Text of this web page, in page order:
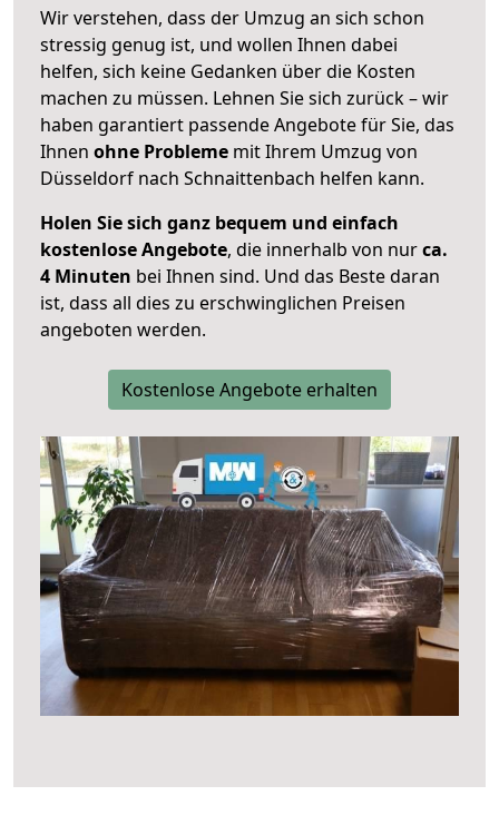
Wir verstehen, dass der Umzug an sich schon
stressig genug ist, und wollen Ihnen dabei
helfen, sich keine Gedanken über die Kosten
machen zu müssen. Lehnen Sie sich zurück – wir
haben garantiert passende Angebote für Sie, das
Ihnen ohne Probleme mit Ihrem Umzug von
Düsseldorf nach Schnaittenbach helfen kann.
Holen Sie sich ganz bequem und einfach
kostenlose Angebote, die innerhalb von nurca.
4 Minuten bei Ihnen sind. Und das Beste daran
ist, dass all dies zu erschwinglichen Preisen
angeboten werden.
Kostenlose Angebote erhalten